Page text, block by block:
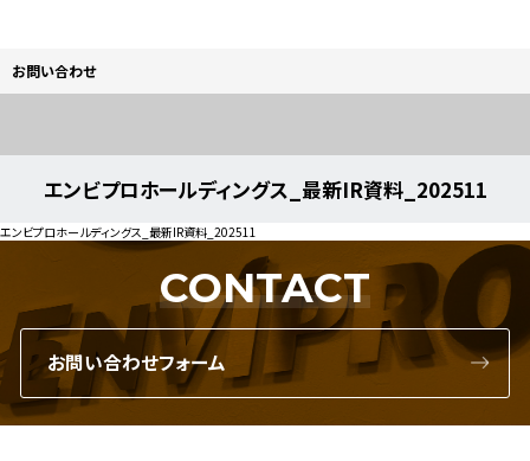
お問い合わせ
エンビプロホールディングス_最新IR資料_202511
エンビプロホールディングス_最新IR資料_202511
CONTACT
お問い合わせフォーム